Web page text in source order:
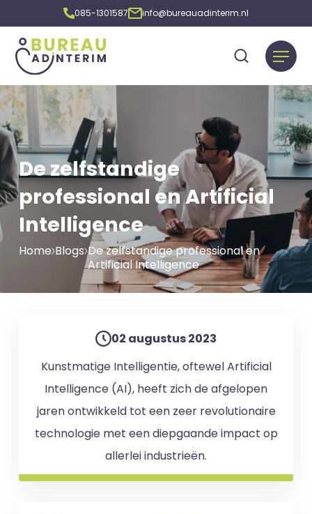
085-1301587 info@bureauadinterim.nl
De zelfstandige
professional en Artificial
Intelligence
Home Blogs De zelfstandige professional en
Artificial Intelligence
02 augustus 2023
Kunstmatige Intelligentie, oftewel Artificial
Intelligence (AI), heeft zich de afgelopen
jaren ontwikkeld tot een zeer revolutionaire
technologie met een diepgaande impact op
allerlei industrieën.